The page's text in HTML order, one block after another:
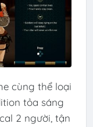
cùng thể loại
tỏa sáng
2 người, tận